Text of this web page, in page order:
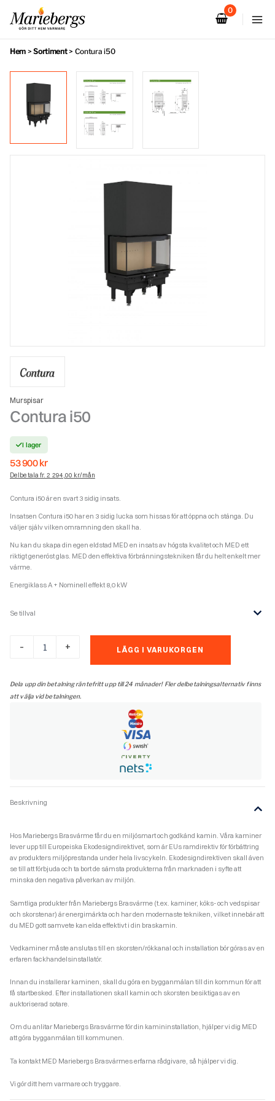
innehåll
Hem >Sortiment> Contura i50
Murspisar
Contura i50
I lager
53 900kr
Delbetala fr. 2 294,00 kr/mån
Contura i50 är en svart 3 sidig insats.
Insatsen Contura i50 har en 3 sidig lucka som hissas för att öppna och stänga. Du
väljer själv vilken omramning den skall ha.
Nu kan du skapa din egen eldstad MED en insats av högsta kvalitet och MED ett
riktigt generöst glas. MED den effektiva förbränningstekniken får du helt enkelt mer
värme.
Energiklass A + Nominell effekt 8,0 kW
Se tillval
- + LÄGG I VARUKORGEN
Dela upp din betalning räntefritt upp till 24 månader! Fler delbetalningsalternativ finns
att välja vid betalningen.
Beskrivning
Hos Mariebergs Brasvärme får du en miljösmart och godkänd kamin. Våra kaminer
lever upp till Europeiska Ekodesigndirektivet, som är EUs ramdirektiv för förbättring
av produkters miljöprestanda under hela livscykeln. Ekodesigndirektiven skall även
se till att förbjuda och ta bort de sämsta produkterna från marknaden i syfte att
minska den negativa påverkan av miljön.
Samtliga produkter från Mariebergs Brasvärme (t.ex. kaminer, köks- och vedspisar
och skorstenar) är energimärkta och har den modernaste tekniken, vilket innebär att
du MED gott samvete kan elda effektivt i din braskamin.
Vedkaminer måste anslutas till en skorsten/rökkanal och installation bör göras av en
erfaren fackhandelsinstallatör.
Innan du installerar kaminen, skall du göra en bygganmälan till din kommun för att
få startbesked. Efter installationen skall kamin och skorsten besiktigas av en
auktoriserad sotare.
Om du anlitar Mariebergs Brasvärme för din kamininstallation, hjälper vi dig MED
att göra bygganmälan till kommunen.
Ta kontakt MED Mariebergs Brasvärmes erfarna rådgivare, så hjälper vi dig.
Vi gör ditt hem varmare och tryggare.